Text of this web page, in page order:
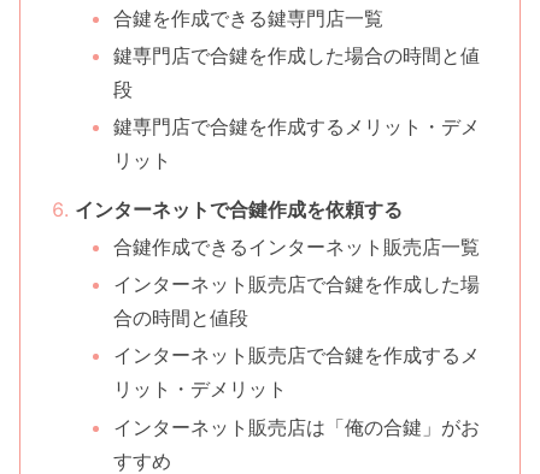
合鍵を作成できる鍵専門店一覧
鍵専門店で合鍵を作成した場合の時間と値
段
鍵専門店で合鍵を作成するメリット・デメ
リット
インターネットで合鍵作成を依頼する
合鍵作成できるインターネット販売店一覧
インターネット販売店で合鍵を作成した場
合の時間と値段
インターネット販売店で合鍵を作成するメ
リット・デメリット
インターネット販売店は「俺の合鍵」がお
すすめ